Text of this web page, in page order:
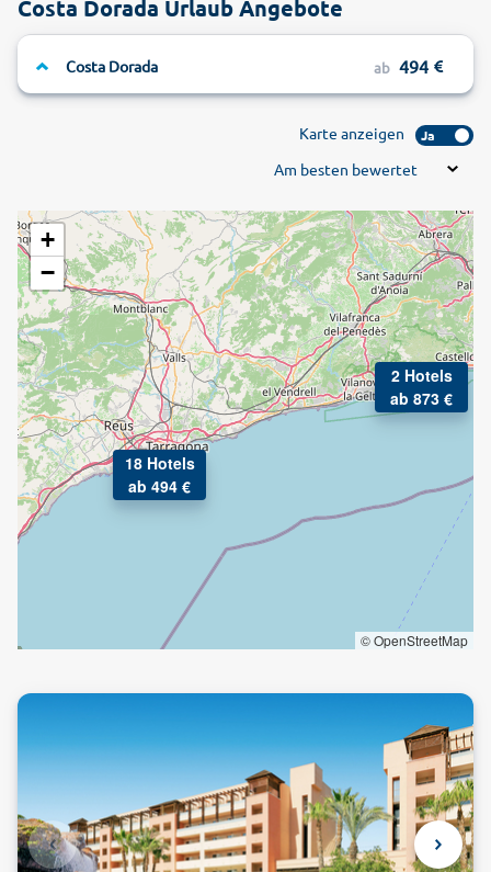
Costa Dorada Urlaub Angebote
Costa Dorada ab 494
Karte anzeigen Ja
Am besten bewertet
2 Hotels
ab 873 €
18 Hotels
ab 494 €
+
−
© OpenStreetMap